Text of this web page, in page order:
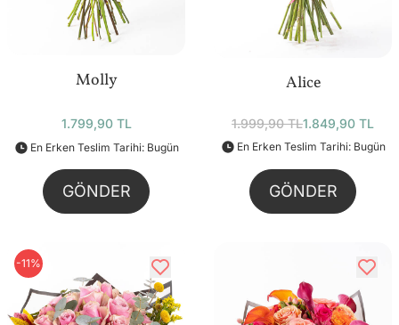
Molly
1.799,90 TL
En Erken Teslim Tarihi: Bugün
GÖNDER
Alice
1.999,90 TL1.849,90 TL
En Erken Teslim Tarihi: Bugün
GÖNDER
-11%